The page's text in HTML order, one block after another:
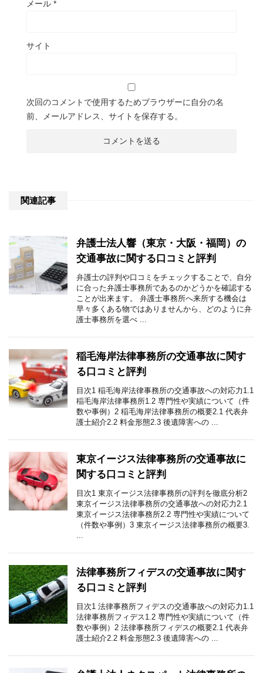
メール *
サイト
次回のコメントで使用するためブラウザーに自分の名
前、メールアドレス、サイトを保存する。
関連記事
弁護士法人響（東京・大阪・福岡）の
交通事故に関する口コミと評判
弁護士の評判や口コミをチェックすることで、自分
に合った弁護士事務所であるのかどうかを確認する
ことが出来ます。 弁護士事務所へ来所する機会は
早々多くある物ではありませんから、どのように弁
護士事務所を選べ ...
稲毛海岸法律事務所の交通事故に関す
る口コミと評判
目次1 稲毛海岸法律事務所の交通事故への対応力1.1
稲毛海岸法律事務所1.2 専門性や実績について（件
数や事例）2 稲毛海岸法律事務所の概要2.1 代表弁
護士紹介2.2 料金形態2.3 後遺障害への ...
東京イージス法律事務所の交通事故に
関する口コミと評判
目次1 東京イージス法律事務所の評判を徹底分析2
東京イージス法律事務所の交通事故への対応力2.1
東京イージス法律事務所2.2 専門性や実績について
（件数や事例）3 東京イージス法律事務所の概要3.
...
法律事務所フィデスの交通事故に関す
る口コミと評判
目次1 法律事務所フィデスの交通事故への対応力1.1
法律事務所フィデス1.2 専門性や実績について（件
数や事例）2 法律事務所フィデスの概要2.1 代表弁
護士紹介2.2 料金形態2.3 後遺障害への ...